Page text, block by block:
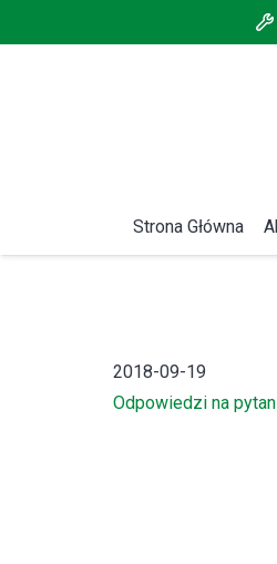
Strona Główna
2018-09-19
Odpowiedzi na